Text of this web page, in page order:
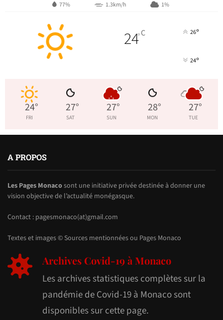
77% 1.3km/h 1%
24°C 26°
24°
24°
FRI
27°
SAT
27°
SUN
28°
MON
27°
TUE
A PROPOS
Les Pages Monacosont une initiative privée destinée à donner une
vision objective de l’actualité monégasque.
Contact : pagesmonaco(at)gmail.com
Textes et images © Sources mentionnées ou Pages Monaco
Archives Covid-19 à Monaco
Les archives statistiques complètes sur la
pandémie de Covid-19 à Monaco sont
disponibles sur cette page.